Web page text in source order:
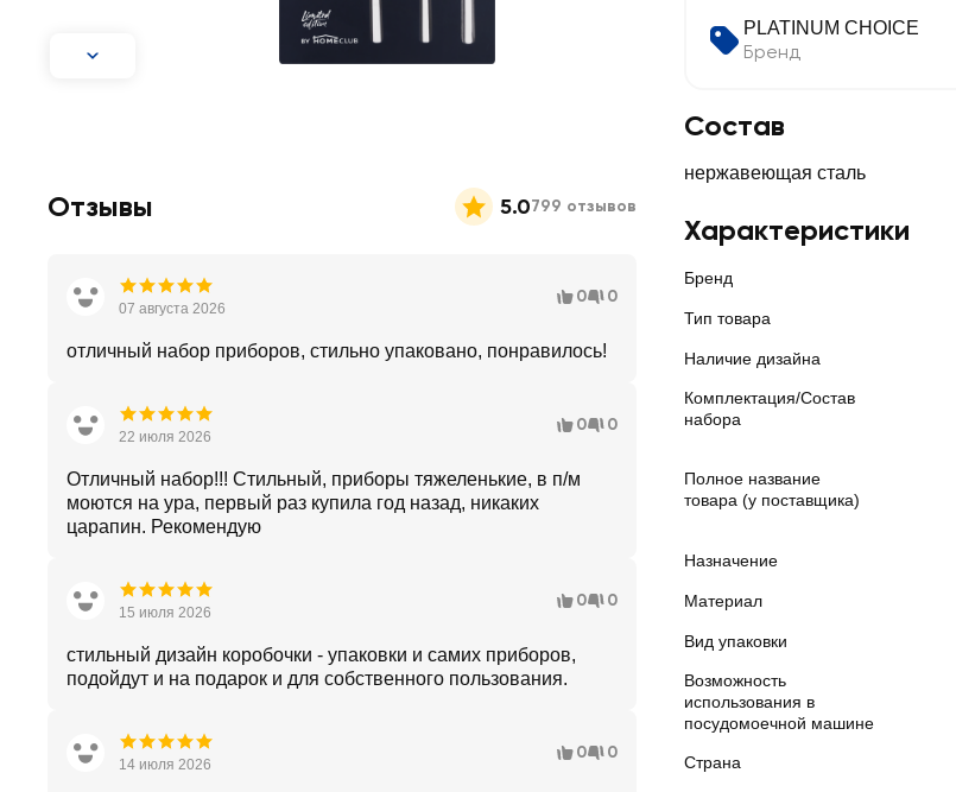
PLATINUM CHOICE
Бренд
Состав
нержавеющая сталь
Характеристики
Бренд
Тип товара
Наличие дизайна
Комплектация/Состав
набора
Полное название
товара (у поставщика)
Назначение
Материал
Вид упаковки
Возможность
использования в
посудомоечной машине
Страна
Отзывы 5.0799 отзывов
07 августа 2026
0 0
отличный набор приборов, стильно упаковано, понравилось!
22 июля 2026
0 0
Отличный набор!!! Стильный, приборы тяжеленькие, в п/м
моются на ура, первый раз купила год назад, никаких
царапин. Рекомендую
15 июля 2026
0 0
стильный дизайн коробочки - упаковки и самих приборов,
подойдут и на подарок и для собственного пользования.
14 июля 2026
0 0